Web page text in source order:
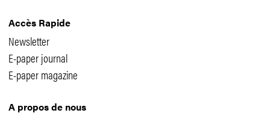
Accès Rapide
Newsletter
E-paper journal
E-paper magazine
A propos de nous